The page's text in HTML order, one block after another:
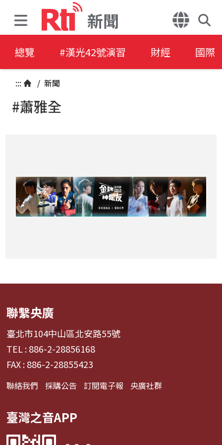
新聞
總覽 #漢光42號演習 財經 國際
::: / 新聞
#蕭雅全
聯繫央廣
臺北市104中山區北安路55號
TEL : 886-2-28856168
FAX : 886-2-28855423
聯絡我們 採購公告 訂閱電子報 央廣社群
臺灣之音APP